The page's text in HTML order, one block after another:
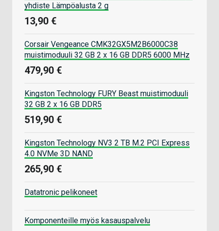
yhdiste Lämpöalusta 2 g
13,90 €
Corsair Vengeance CMK32GX5M2B6000C38
muistimoduuli 32 GB 2 x 16 GB DDR5 6000 MHz
479,90 €
Kingston Technology FURY Beast muistimoduuli
32 GB 2 x 16 GB DDR5
519,90 €
Kingston Technology NV3 2 TB M.2 PCI Express
4.0 NVMe 3D NAND
265,90 €
Datatronic pelikoneet
Komponenteille myös kasauspalvelu